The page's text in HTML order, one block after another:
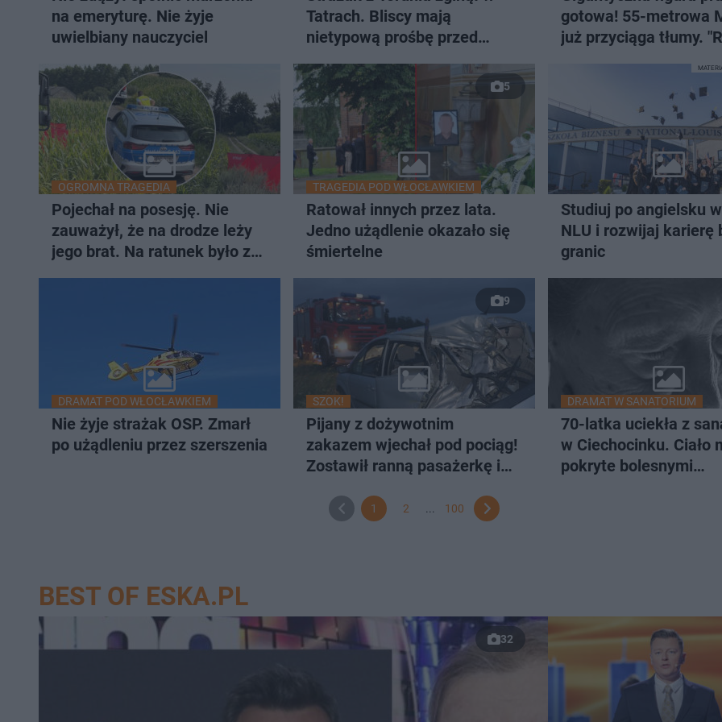
na emeryturę. Nie żyje
uwielbiany nauczyciel
Tatrach. Bliscy mają
nietypową prośbę przed
gotowa! 55-metrowa
już przyciąga tłumy.
OGROMNA TRAGEDIA
Pojechał na posesję. Nie
zauważył, że na drodze leży
jego brat. Na ratunek było za
5
TRAGEDIA POD WŁOCŁAWKIEM
Ratował innych przez lata.
Jedno użądlenie okazało się
śmiertelne
Studiuj po angielsku
NLU i rozwijaj karierę
granic
DRAMAT POD WŁOCŁAWKIEM
Nie żyje strażak OSP. Zmarł
po użądleniu przez szerszenia
9
SZOK!
Pijany z dożywotnim
zakazem wjechał pod pociąg!
Zostawił ranną pasażerkę i
DRAMAT W SANATORIUM
70-latka uciekła z
w Ciechocinku. Ciało
pokryte bolesnymi
1 2 100
BEST OF ESKA.PL
32